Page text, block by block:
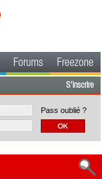
Forums Freezone
S'inscrire
Pass oublié ?